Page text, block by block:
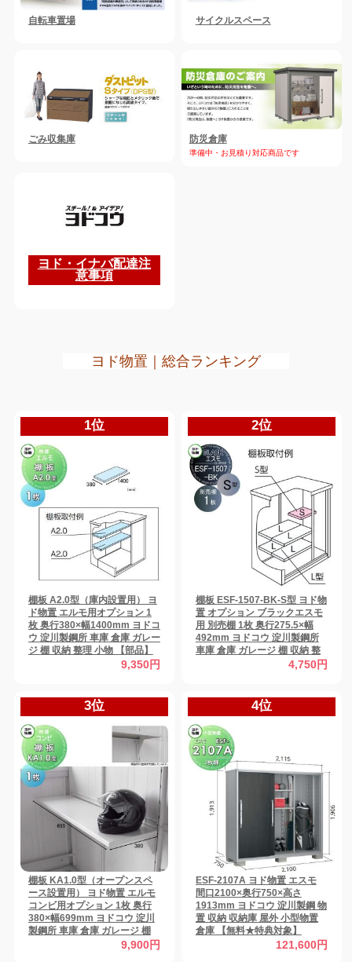
自転車置場 サイクルスペース
ごみ収集庫 防災倉庫
準備中・お見積り対応商品です
ヨド・イナバ配達注
意事項
ヨド物置｜総合ランキング
1位
棚板 A2.0型（庫内設置用） ヨ
ド物置 エルモ用オプション 1
枚 奥行380×幅1400mm ヨドコ
ウ 淀川製鋼所 車庫 倉庫 ガレー
ジ 棚 収納 整理 小物 【部品】
9,350円
2位
棚板 ESF-1507-BK-S型 ヨド物
置 オプション ブラックエスモ
用 別売棚 1枚 奥行275.5×幅
492mm ヨドコウ 淀川製鋼所
車庫 倉庫 ガレージ 棚 収納 整
4,750円
3位
棚板 KA1.0型（オープンスペ
ース設置用） ヨド物置 エルモ
コンビ用オプション 1枚 奥行
380×幅699mm ヨドコウ 淀川
製鋼所 車庫 倉庫 ガレージ 棚
収納 整理 小物 【部品】9,900円
4位
ESF-2107A ヨド物置 エスモ
間口2100×奥行750×高さ
1913mm ヨドコウ 淀川製鋼 物
置 収納 収納庫 屋外 小型物置
倉庫 【無料★特典対象】
121,600円